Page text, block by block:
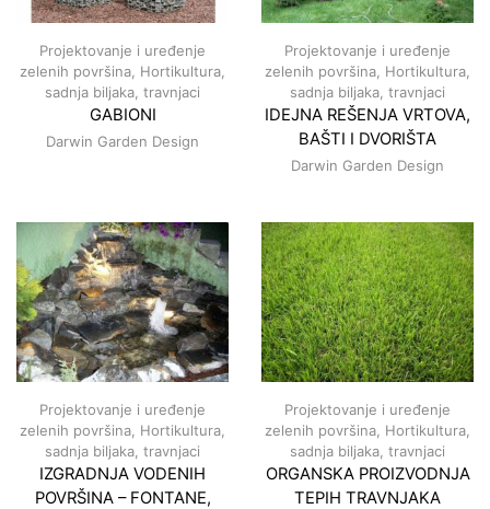
Projektovanje i uređenje
zelenih površina, Hortikultura,
sadnja biljaka, travnjaci
GABIONI
Darwin Garden Design
Projektovanje i uređenje
zelenih površina, Hortikultura,
sadnja biljaka, travnjaci
IDEJNA REŠENJA VRTOVA,
BAŠTI I DVORIŠTA
Darwin Garden Design
Projektovanje i uređenje
zelenih površina Hortikultura,
sadnja biljaka, travnjaci
IZGRADNJA VODENIH
POVRŠINA – FONTANE,
Projektovanje i uređenje
zelenih površina Hortikultura,
sadnja biljaka, travnjaci
ORGANSKA PROIZVODNJA
TEPIH TRAVNJAKA